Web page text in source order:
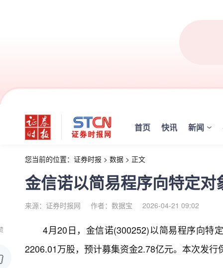
首页 快讯 新闻
您当前的位置： 证券时报 > 数据 > 正文
金信诺以简易程序向特定
来源：证券时报网 作者：数据宝 2026-04-21 09:02
4月20日，金信诺(300252)以简易程序向特
2206.01万股，预计募集资金2.78亿元。本次发